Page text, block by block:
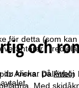
vi – TravelTrex
hjälp av
för detta (som kan
i
du klickar påAvböj
och
Arena.
Med